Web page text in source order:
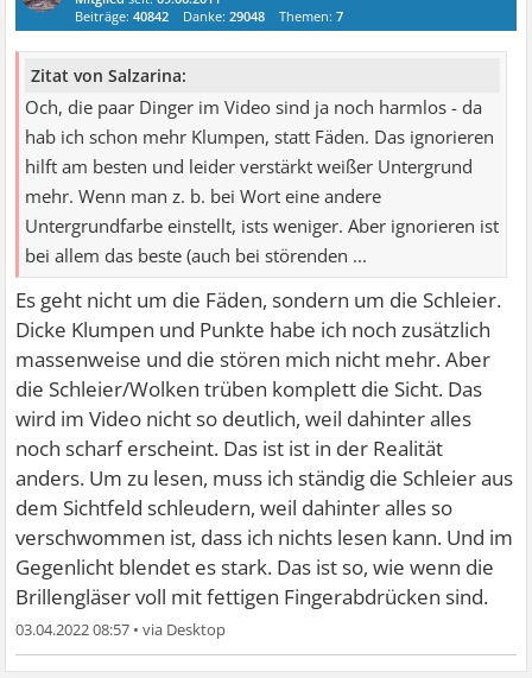
Beiträge:40842 Danke:29048 Themen:7
Zitat von Salzarina:
Och, die paar Dinger im Video sind ja noch harmlos - da
hab ich schon mehr Klumpen, statt Fäden. Das ignorieren
hilft am besten und leider verstärkt weißer Untergrund
mehr. Wenn man z. b. bei Wort eine andere
Untergrundfarbe einstellt, ists weniger. Aber ignorieren ist
bei allem das beste (auch bei störenden ...
Es geht nicht um die Fäden, sondern um die Schleier.
Dicke Klumpen und Punkte habe ich noch zusätzlich
massenweise und die stören mich nicht mehr. Aber
die Schleier/Wolken trüben komplett die Sicht. Das
wird im Video nicht so deutlich, weil dahinter alles
noch scharf erscheint. Das ist ist in der Realität
anders. Um zu lesen, muss ich ständig die Schleier aus
dem Sichtfeld schleudern, weil dahinter alles so
verschwommen ist, dass ich nichts lesen kann. Und im
Gegenlicht blendet es stark. Das ist so, wie wenn die
Brillengläser voll mit fettigen Fingerabdrücken sind.
03.04.2022 08:57 •